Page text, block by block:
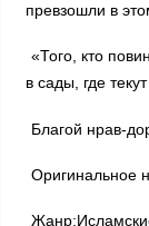
превзошли в
«Того, кто
в сады, где
Благой нрав-
Оригинальное